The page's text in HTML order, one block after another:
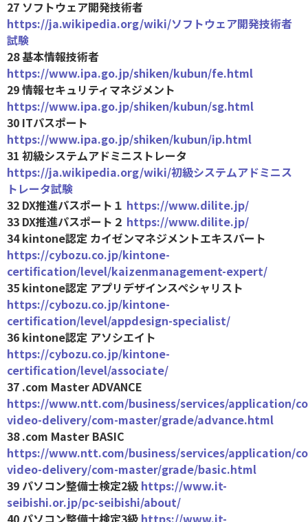
27 ソフトウェア開発技術者
https://ja.wikipedia.org/wiki/ソフトウェア開発技術者
試験
28 基本情報技術者
https://www.ipa.go.jp/shiken/kubun/fe.html
29 情報セキュリティマネジメント
https://www.ipa.go.jp/shiken/kubun/sg.html
30 ITパスポート
https://www.ipa.go.jp/shiken/kubun/ip.html
31 初級システムアドミニストレータ
https://ja.wikipedia.org/wiki/初級システムアドミニス
トレータ試験
32 DX推進パスポート１ https://www.dilite.jp/
33 DX推進パスポート２ https://www.dilite.jp/
34 kintone認定 カイゼンマネジメントエキスパート
https://cybozu.co.jp/kintone-
certification/level/kaizenmanagement-expert/
35 kintone認定 アプリデザインスペシャリスト
https://cybozu.co.jp/kintone-
certification/level/appdesign-specialist/
36 kintone認定 アソシエイト
https://cybozu.co.jp/kintone-
certification/level/associate/
37 .com Master ADVANCE
https://www.ntt.com/business/services/application/
video-delivery/com-master/grade/advance.html
38 .com Master BASIC
https://www.ntt.com/business/services/application/
video-delivery/com-master/grade/basic.html
39 パソコン整備士検定2級 https://www.it-
seibishi.or.jp/pc-seibishi/about/
40 パソコン整備士検定3級 https://www.it-